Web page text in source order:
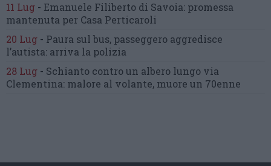
11 Lug - Emanuele Filiberto di Savoia: promessa
mantenuta per Casa Perticaroli
20 Lug - Paura sul bus, passeggero aggredisce
l’autista: arriva la polizia
28 Lug - Schianto contro un albero lungo via
Clementina: malore al volante, muore un 70enne